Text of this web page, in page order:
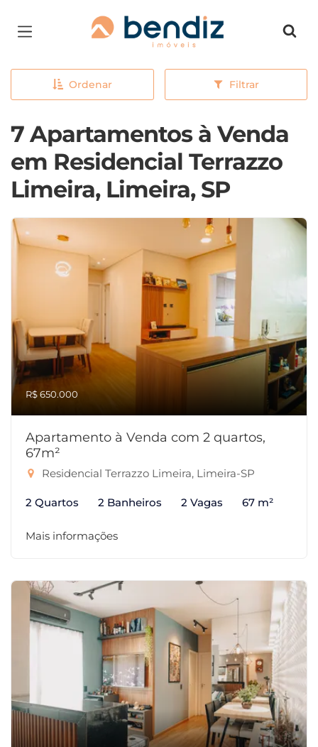
Página inicial
Ordenar Filtrar
7 Apartamentos à Venda
em Residencial Terrazzo
Limeira, Limeira, SP
R$ 650.000
Apartamento à Venda com 2 quartos,
67m²
Residencial Terrazzo Limeira, Limeira-SP
2 Quartos 2 Banheiros 2 Vagas 67 m²
Mais informações